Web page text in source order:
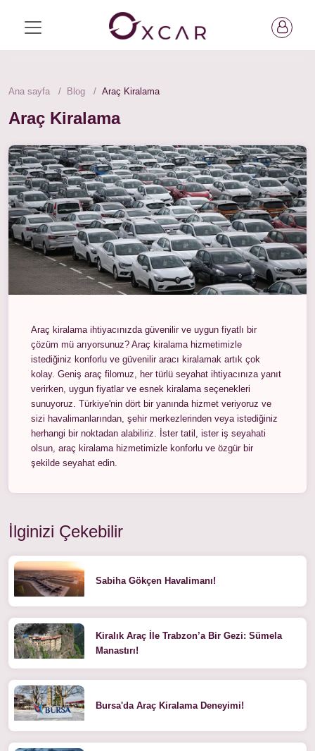
Ana sayfa Blog Araç Kiralama
Araç Kiralama
Araç kiralama ihtiyacınızda güvenilir ve uygun fiyatlı bir
çözüm mü arıyorsunuz? Araç kiralama hizmetimizle
istediğiniz konforlu ve güvenilir aracı kiralamak artık çok
kolay. Geniş araç filomuz, her türlü seyahat ihtiyacınıza yanıt
verirken, uygun fiyatlar ve esnek kiralama seçenekleri
sunuyoruz. Türkiye'nin dört bir yanında hizmet veriyoruz ve
sizi havalimanlarından, şehir merkezlerinden veya istediğiniz
herhangi bir noktadan alabiliriz. İster tatil, ister iş seyahati
olsun, araç kiralama hizmetimizle konforlu ve özgür bir
şekilde seyahat edin.
İlginizi Çekebilir
Sabiha Gökçen Havalimanı!
Kiralık Araç İle Trabzon’a Bir Gezi: Sümela
Manastırı!
Bursa'da Araç Kiralama Deneyimi!